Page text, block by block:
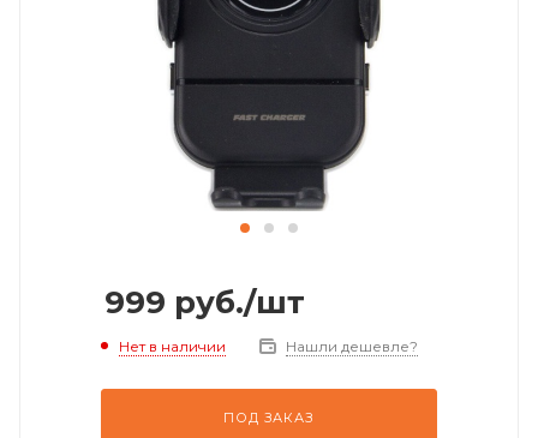
999 руб./шт
Нет в наличии Нашли дешевле?
ПОД ЗАКАЗ